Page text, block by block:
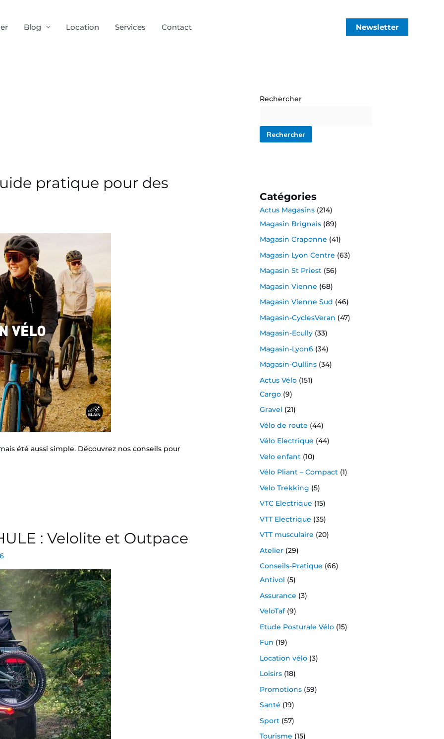
Blog Location Services Contact Newsletter
pratique pour des
été aussi simple. Découvrez nos conseils pour
: Velolite et Outpace
Rechercher
Rechercher
Catégories
Actus Magasins (214)
Magasin Brignais (89)
Magasin Craponne (41)
Magasin Lyon Centre (63)
Magasin St Priest (56)
Magasin Vienne (68)
Magasin Vienne Sud (46)
Magasin-CyclesVeran (47)
Magasin-Ecully (33)
Magasin-Lyon6 (34)
Magasin-Oullins (34)
Actus Vélo (151)
Cargo (9)
Gravel (21)
Vélo de route (44)
Vélo Electrique (44)
Velo enfant (10)
Vélo Pliant – Compact (1)
Velo Trekking (5)
VTC Electrique (15)
VTT Electrique (35)
VTT musculaire (20)
Atelier (29)
Conseils-Pratique (66)
Antivol (5)
Assurance (3)
VeloTaf(9)
Etude Posturale Vélo (15)
Fun (19)
Location vélo (3)
Loisirs (18)
Promotions (59)
Santé (19)
Sport (57)
Tourisme (15)